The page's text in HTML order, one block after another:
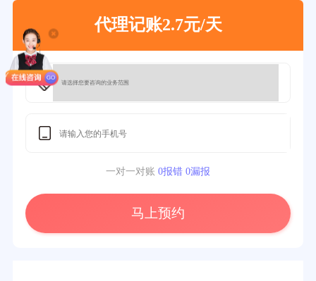
代理记账2.7元/天
一对一对账 0报错 0漏报
马上预约